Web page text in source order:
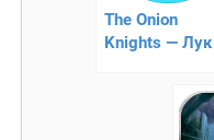
The Onion
Knights — Лук